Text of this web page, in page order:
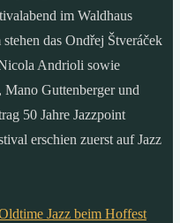
im Waldhaus
das Ondřej Štveráček
Andrioli sowie
Mano Guttenberger und
50 Jahre Jazzpoint
erschien zuerst auf Jazz
Jazz beim Hoffest